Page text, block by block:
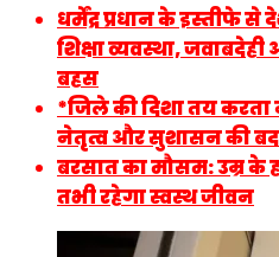
धर्मेंद्र प्रधान के इस्तीफे
शिक्षा व्यवस्था,
बहस
*जिले की दिशा तय
नेतृत्व और सुशासन की
बरसात का मौसम: उम्र के
तभी रहेगा स्वस्थ जीवन